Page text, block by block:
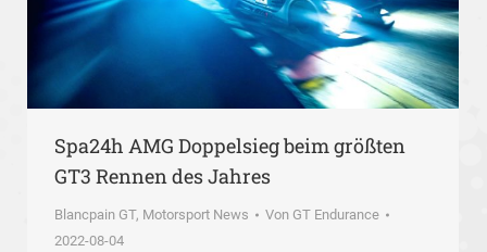
Spa24h AMG Doppelsieg beim größten
GT3 Rennen des Jahres
Blancpain GT, Motorsport News Von GT Endurance
2022-08-04